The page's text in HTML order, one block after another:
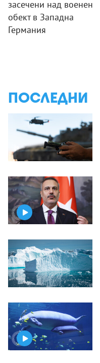
засечени над военен
обект в Западна
Германия
ПОСЛЕДНИ